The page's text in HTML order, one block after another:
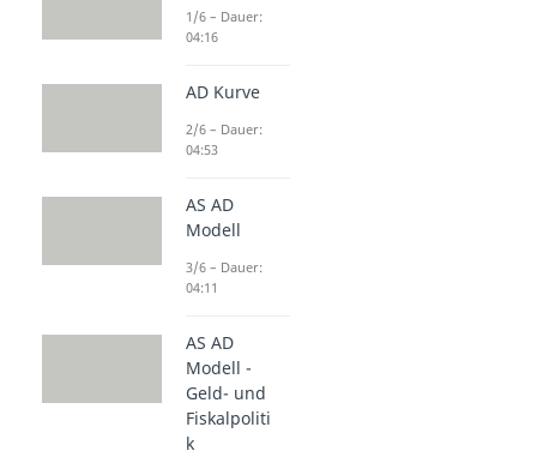
1/6 – Dauer:
04:16
AD Kurve
2/6 – Dauer:
04:53
AS AD
Modell
3/6 – Dauer:
04:11
AS AD
Modell -
Geld- und
Fiskalpoliti
k